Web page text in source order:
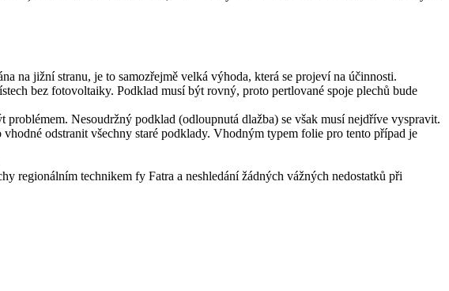
na jižní stranu, je to samozřejmě velká výhoda, která se projeví na účinnosti.
bez fotovoltaiky. Podklad musí být rovný, proto pertlované spoje plechů bude
Nesoudržný podklad (odloupnutá dlažba) se však musí nejdříve vyspravit.
odstranit všechny staré podklady. Vhodným typem folie pro tento případ je
regionálním technikem fy Fatra a neshledání žádných vážných nedostatků při